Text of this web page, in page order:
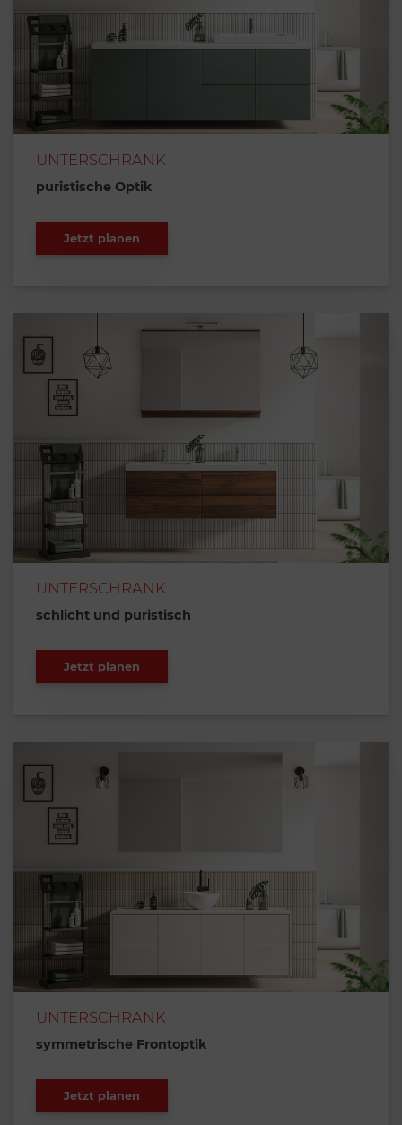
UNTERSCHRANK
puristische Optik
Jetzt planen
UNTERSCHRANK
schlicht und puristisch
Jetzt planen
UNTERSCHRANK
symmetrische Frontoptik
Jetzt planen